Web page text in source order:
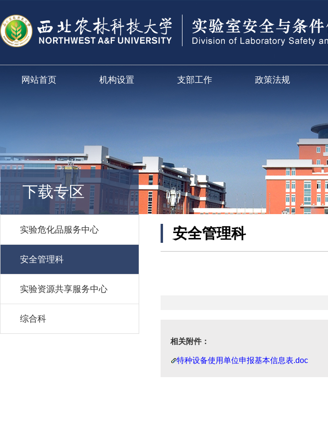
网站首页 机构设置 支部工作 政策法规
下载专区
实验危化品服务中心
安全管理科
实验资源共享服务中心
综合科
安全管理科
相关附件：
特种设备使用单位申报基本信息表.doc